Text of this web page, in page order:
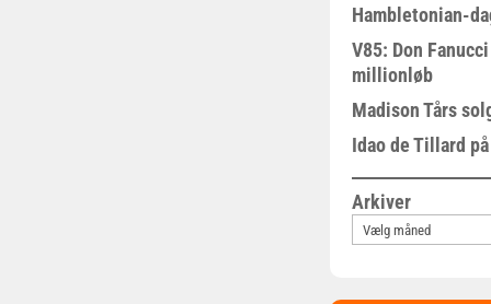
Hambletonian-
V85: Don
millionløb
Madison Tårs
Idao de Tillard
Arkiver